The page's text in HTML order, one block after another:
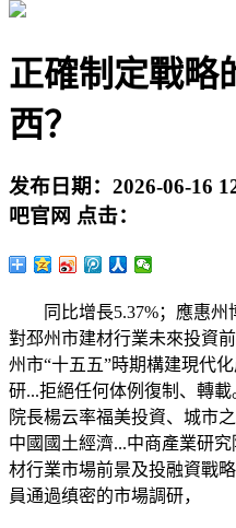
正確制定戰略
西？
发布日期： 2026-06-16
吧官网 点击：
同比增長5.37%；應惠州
對邳州市建材行業未來投資
州市“十五五”時期構建現代
研...拒絕任何体例復制、轉
院長楊云率福美投資、城市
中國國土經濟...中商產業研
材行業市場前景及投融資戰
員通過缜密的市場調研，